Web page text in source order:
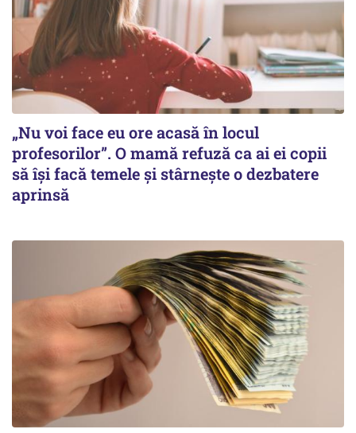
„Nu voi face eu ore acasă în locul
profesorilor”. O mamă refuză ca ai ei copii
să își facă temele și stârnește o dezbatere
aprinsă